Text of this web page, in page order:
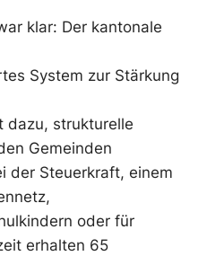
klar: Der kantonale
System zur Stärkung
dazu, strukturelle
Gemeinden
der Steuerkraft, einem
oder für
erhalten 65